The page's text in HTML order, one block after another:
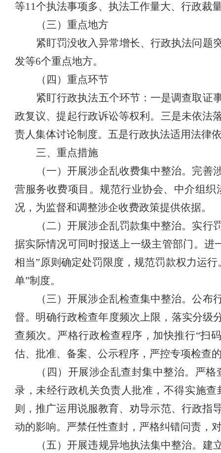
等11个执法事项多、执法工作量大、行政裁
（三）重点地方
紧盯罚没收入异常增长、行政执法问题
发等6个重点地方。
（四）重点环节
紧盯行政执法五个环节：一是调查取证
政复议、提起行政诉讼等权利。三是未依法
责人集体讨论制度。五是行政执法适用法律
三、重点措施
（一）开展涉企乱收费集中整治。 完善
营服务收费项目。规范行业协会、中介组
况，为监督和调整涉企收费政策提供依据。
（二）开展涉企乱罚款集中整治。 实行
据实际情况可同时报送上一级主管部门。
相当”原则确定处罚限度，规范罚款权力运
单”制度。
（三）开展涉企乱检查集中整治。公布
督。明确行政检查年度频次上限，落实分级
查频次。严格行政检查程序，加快推行“扫
估、批准、备案、公示程序，严控专项检查
（四）开展涉企乱查封集中整治。 严格
录，未经行政机关负责人批准，不得实施
则，推广运用说服教育、劝导示范、行政指
动的影响。严禁任性查封，严格纠错问责，
（五）开展违规异地执法集中整治。 建